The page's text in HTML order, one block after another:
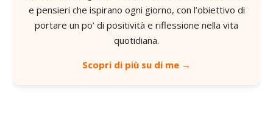
e pensieri che ispirano ogni giorno, con l’obiettivo di
portare un po’ di positività e riflessione nella vita
quotidiana.
Scopri di più su di me →